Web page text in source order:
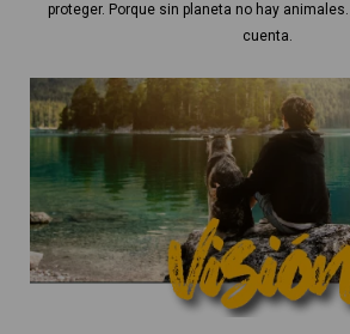
proteger. Porque sin planeta no hay
cuenta.